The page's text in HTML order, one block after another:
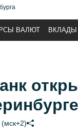
ВАЛЮТ ВКЛАДЫ